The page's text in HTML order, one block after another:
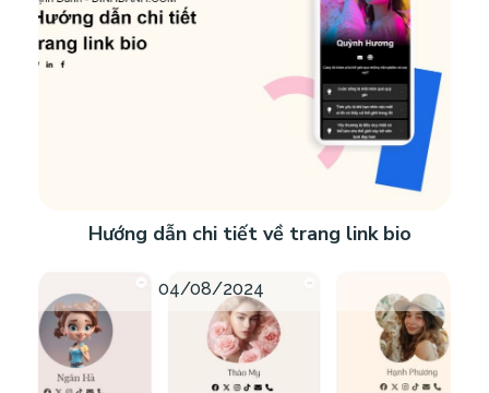
Hướng dẫn chi tiết về trang link bio
04/08/2024